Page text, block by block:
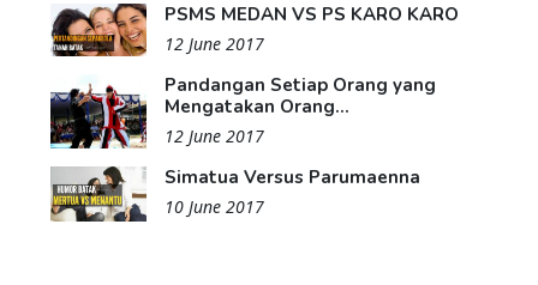
PSMS MEDAN VS PS KARO KARO
12 June 2017
Pandangan Setiap Orang yang
Mengatakan Orang...
12 June 2017
Simatua Versus Parumaenna
10 June 2017